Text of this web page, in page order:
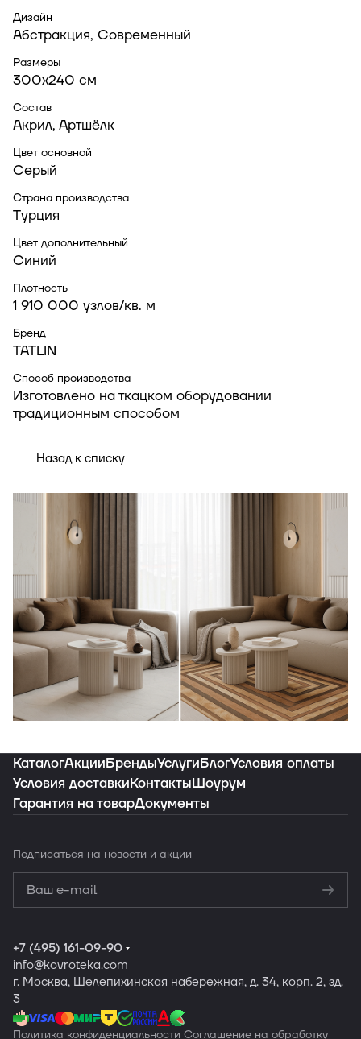
Дизайн
Абстракция, Современный
Размеры
300x240 см
Состав
Акрил, Артшёлк
Цвет основной
Серый
Страна производства
Турция
Цвет дополнительный
Синий
Плотность
1 910 000 узлов/кв. м
Бренд
TATLIN
Способ производства
Изготовлено на ткацком оборудовании
традиционным способом
Назад к списку
ваш интерьер
Заказать подборку
КаталогАкцииБрендыУслугиБлогУсловия оплаты
Условия доставкиКонтактыШоурум
Гарантия на товарДокументы
Подписаться на новости и акции
конфиденциальности
Обработку
персональных данных
+7 (495) 161-09-90
info@kovroteka.com
г. Москва, Шелепихинская набережная, д. 34, корп. 2, зд.
3
Политика конфиденциальности Соглашение на обработку